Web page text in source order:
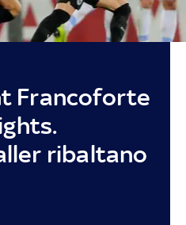
Francoforte
ribaltano